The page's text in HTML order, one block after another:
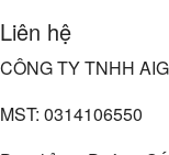
Liên hệ
CÔNG TY TNHH
MST: 0314106550